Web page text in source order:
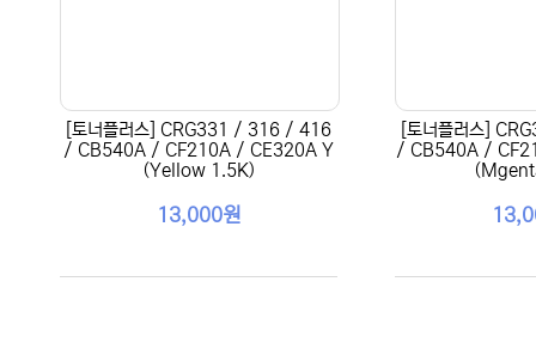
[토너플러스] CRG331 / 316 / 416
/ CB540A / CF210A / CE320A Y
(Yellow 1.5K)
13,000원
[토너플러스]
/ CB540A /